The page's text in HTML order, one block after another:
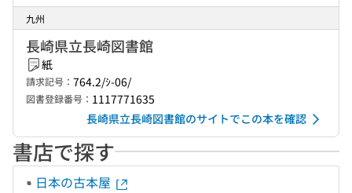
九州
長崎県立長崎図書館
紙
請求記号： 764.2/ｼ-06/
図書登録番号： 1117771635
長崎県立長崎図書館のサイトでこの本を確認
書店で探す
日本の古本屋